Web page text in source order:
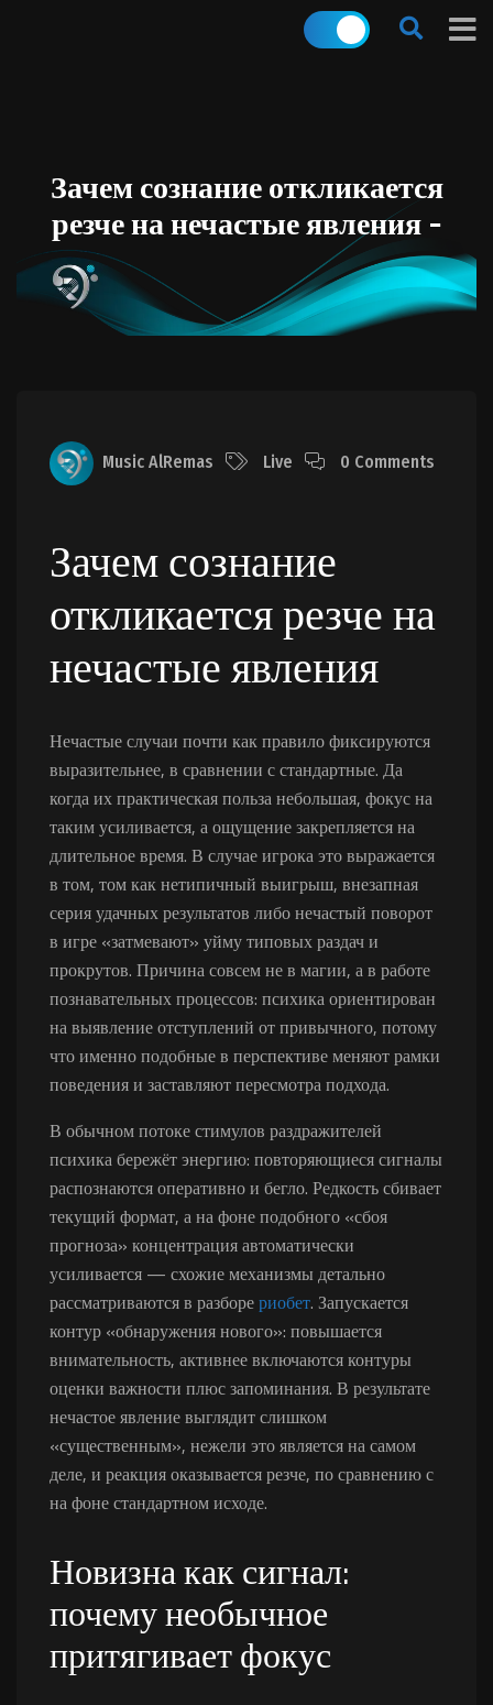
Зачем сознание откликается
резче на нечастые явления -
Music AlRemas Live 0 Comments
Зачем сознание
откликается резче на
нечастые явления
Нечастые случаи почти как правило фиксируются
выразительнее, в сравнении с стандартные. Да
когда их практическая польза небольшая, фокус на
таким усиливается, а ощущение закрепляется на
длительное время. В случае игрока это выражается
в том, том как нетипичный выигрыш, внезапная
серия удачных результатов либо нечастый поворот
в игре «затмевают» уйму типовых раздач и
прокрутов. Причина совсем не в магии, а в работе
познавательных процессов: психика ориентирован
на выявление отступлений от привычного, потому
что именно подобные в перспективе меняют рамки
поведения и заставляют пересмотра подхода.
В обычном потоке стимулов раздражителей
психика бережёт энергию: повторяющиеся сигналы
распознаются оперативно и бегло. Редкость сбивает
текущий формат, а на фоне подобного «сбоя
прогноза» концентрация автоматически
усиливается — схожие механизмы детально
рассматриваются в разборериобет. Запускается
контур «обнаружения нового»: повышается
внимательность, активнее включаются контуры
оценки важности плюс запоминания. В результате
нечастое явление выглядит слишком
«существенным», нежели это является на самом
деле, и реакция оказывается резче, по сравнению с
на фоне стандартном исходе.
Новизна как сигнал:
почему необычное
притягивает фокус